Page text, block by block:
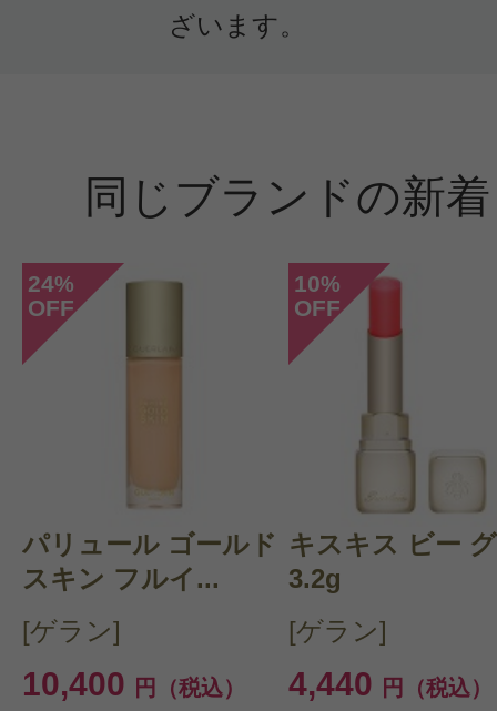
ざいます。
同じブランドの新
24%
OFF
パリュール ゴールド
スキン フルイ...
[ゲラン]
10,400 円（税込）
10%
OFF
キスキス ビー
3.2g
[ゲラン]
4,440 円（税込）